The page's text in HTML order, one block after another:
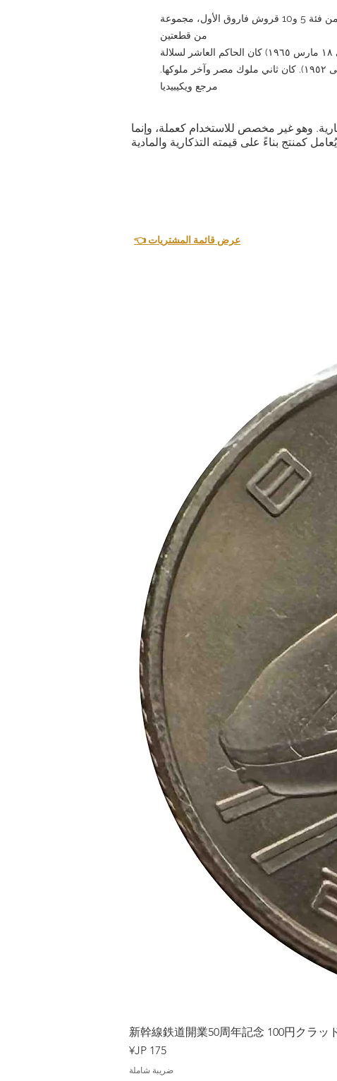
مملكة مصر 1939/1358 هـ عملات فضية من فئة 5 و10 قروش فاروق الأول، مجموعة
من قطعتين
فاروق الأول (مواليد ١١ فبراير ١٩٢٠ - توفي ١٨ مارس ١٩٦٥) كان الحاكم العاشر لسلالة
محمد علي في مصر (حكمت من ١٩٣٦ إلى ١٩٥٢). كان ثاني ملوك مصر وآخر ملوكها.
مرجع ويكيبيديا
وهو غير مخصص للاستخدام كعملة، وإنما
👈 عرض قائمة المشتريات
新幹線鉄道開業50周年記念 100円クラッ
السعر
ضريبة شاملة